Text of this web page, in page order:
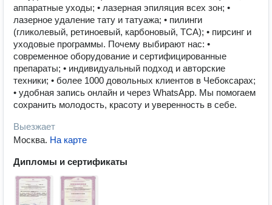
аппаратные уходы; • лазерная эпиляция всех зон; •
лазерное удаление тату и татуажа; • пилинги
(гликолевый, ретиноевый, карбоновый, TCA); • пирсинг и
уходовые программы. Почему выбирают нас: •
современное оборудование и сертифицированные
препараты; • индивидуальный подход и авторские
техники; • более 1000 довольных клиентов в Чебоксарах;
• удобная запись онлайн и через WhatsApp. Мы помогаем
сохранить молодость, красоту и уверенность в себе.
Выезжает
Москва. На карте
Дипломы и сертификаты